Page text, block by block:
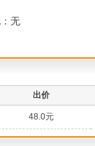
无
出价
48.0元